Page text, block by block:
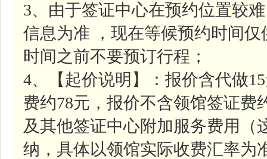
3、由于签证中心在预约位置较
信息为准 ，现在等候预约时间
时间之前不要预订行程；
4、【起价说明】：报价含代做
费约78元，报价不含领馆签证费
及其他签证中心附加服务费用（
纳，具体以领馆实际收费汇率为